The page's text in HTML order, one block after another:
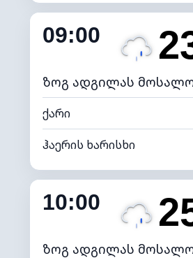
შიდა ტენიანობა
ნამის წერტილი
განათების ინდექსი
09:00
ზოგ ადგილას
ქარი
ჰაერის ხარისხი
შიდა ტენიანობა
ნამის წერტილი
განათების ინდექსი
10:00
ზოგ ადგილას